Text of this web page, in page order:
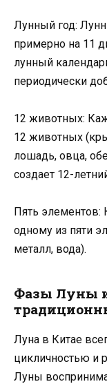
Лунный год:
примерно на 11
лунный
периодически
12 животных:
12 животных
лошадь, овца,
создает 12-
Пять элементов:
одному из пяти
металл, вода).
Фазы Луны
Луна в Китае
цикличностью и
Луны